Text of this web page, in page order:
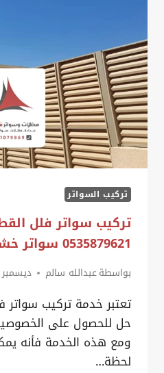
0535879621
تركيب
سواتر
PVC
بالقطيف
تركيب السواتر
تركيب سواتر فلل
0535879621 سواتر خشب للفلل الدمام
بواسطةعبدالله سالم ديسمبر 31, 2024
تعتبر خدمة تركيب
حل للحصول على
ومع هذه الخدمة فأنه
لحظة…